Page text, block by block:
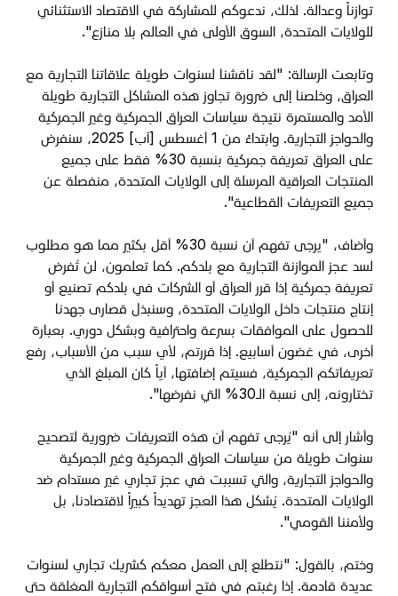
توازناً وعدالة. لذلك، ندعوكم للمشاركة في الاقتصاد الاستثنائي
للولايات المتحدة، السوق الأولى في العالم بلا منازع".
وتابعت الرسالة: "لقد ناقشنا لسنوات طويلة علاقاتنا التجارية مع
العراق، وخلصنا إلى ضرورة تجاوز هذه المشاكل التجارية طويلة
الأمد والمستمرة نتيجة سياسات العراق الجمركية وغير الجمركية
والحواجز التجارية. وابتداءً من 1 أغسطس [آب] 2025، سنفرض
على العراق تعريفة جمركية بنسبة 30% فقط على جميع
المنتجات العراقية المرسلة إلى الولايات المتحدة، منفصلة عن
جميع التعريفات القطاعية".
وأضاف، "يرجى تفهم أن نسبة 30% أقل بكثير مما هو مطلوب
لسد عجز الموازنة التجارية مع بلدكم. كما تعلمون، لن تُفرض
تعريفة جمركية إذا قرر العراق أو الشركات في بلدكم تصنيع أو
إنتاج منتجات داخل الولايات المتحدة، وسنبذل قصارى جهدنا
للحصول على الموافقات بسرعة واحترافية وبشكل دوري. بعبارة
أخرى، في غضون أسابيع. إذا قررتم، لأي سبب من الأسباب، رفع
تعريفاتكم الجمركية، فسيتم إضافتها، أياً كان المبلغ الذي
تختارونه، إلى نسبة الـ30% التي نفرضها".
وأشار إلى أنه "يُرجى تفهم أن هذه التعريفات ضرورية لتصحيح
سنوات طويلة من سياسات العراق الجمركية وغير الجمركية
والحواجز التجارية، والتي تسببت في عجز تجاري غير مستدام ضد
الولايات المتحدة. يُشكل هذا العجز تهديداً كبيراً لاقتصادنا، بل
ولأمننا القومي".
وختم، بالقول: "نتطلع إلى العمل معكم كشريك تجاري لسنوات
عديدة قادمة. إذا رغبتم في فتح أسواقكم التجارية المغلقة حتى